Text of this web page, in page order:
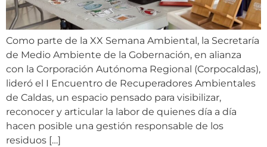
Como parte de la XX Semana Ambiental, la Secretaría
de Medio Ambiente de la Gobernación, en alianza
con la Corporación Autónoma Regional (Corpocaldas),
lideró el I Encuentro de Recuperadores Ambientales
de Caldas, un espacio pensado para visibilizar,
reconocer y articular la labor de quienes día a día
hacen posible una gestión responsable de los
residuos […]